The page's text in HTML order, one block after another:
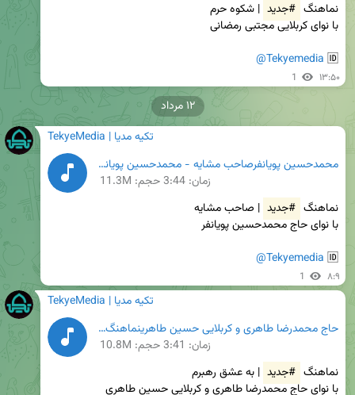
نماهنگ #جدید
🆔
@Tekyemedia
1 ۱۳:۵۰
TekyeMedia | تکیه مدیا
محمدحسین پویانفرصاحب مشایه - محمدحسین پویانفر.mp3
زمان: 3:44 حجم: 11.3M
نماهنگ #جدید
🆔
@Tekyemedia
1 ۸:۹
۱۲ مرداد
TekyeMedia | تکیه مدیا
حاج محمدرضا طاهری و کربلایی حسین طاهرینماهنگ | به عشق رهبرم - حاج محمدرضا طاهری و کربلایی حسین طاهری.mp3
زمان: 3:41 حجم: 10.8M
نماهنگ #جدید